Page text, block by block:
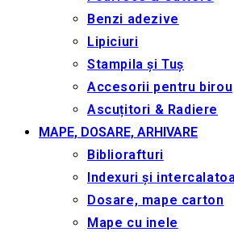
Benzi adezive
Lipiciuri
Stampila și Tuș
Accesorii pentru birou
Ascuțitori & Radiere
MAPE, DOSARE, ARHIVARE
Bibliorafturi
Indexuri și
Dosare, mape carton
Mape cu inele